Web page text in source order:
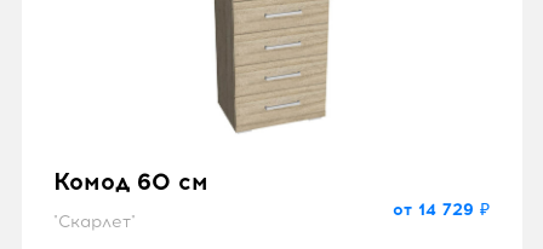
Комод 60 см
"Скарлет"
от 14 729 ₽